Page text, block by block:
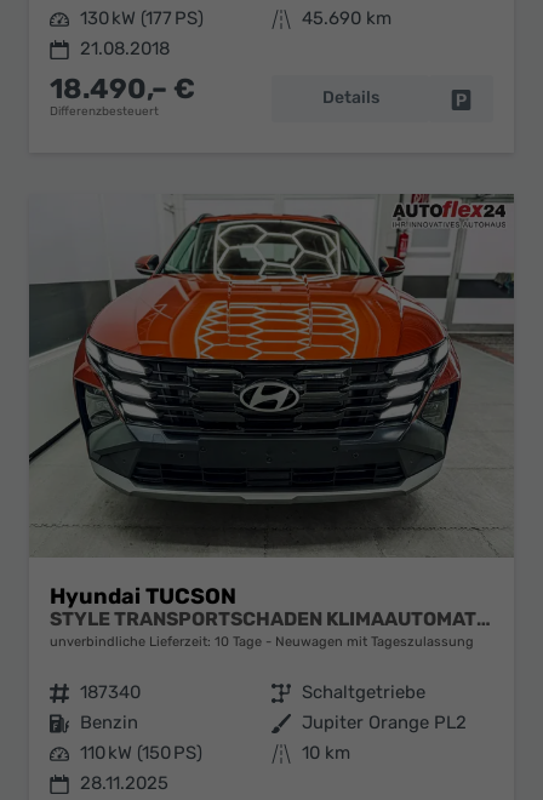
Leistung 130 kW (177 PS) Kilometerstand 45.690 km
21.08.2018
18.490,– €
Differenzbesteuert
Details
Hyundai TUCSON
STYLE TRANSPORTSCHADEN KLIMAAUTOMATIK TOTWINKEL NAVI SHZ RFK PDC
unverbindliche Lieferzeit: 10 Tage Neuwagen mit Tageszulassung
Fahrzeugnr. 187340 Getriebe Schaltgetriebe
Kraftstoff Benzin Außenfarbe Jupiter Orange PL2
Leistung 110 kW (150 PS) Kilometerstand 10 km
28.11.2025